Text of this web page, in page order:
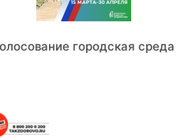
городская среда